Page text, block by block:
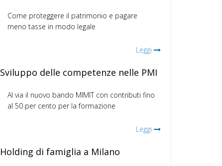
Come proteggere il patrimonio e pagare
meno tasse in modo legale
Leggi
Sviluppo delle competenze nelle PMI
Al via il nuovo bando MIMIT con contributi fino
al 50 per cento per la formazione
Leggi
Holding di famiglia a Milano